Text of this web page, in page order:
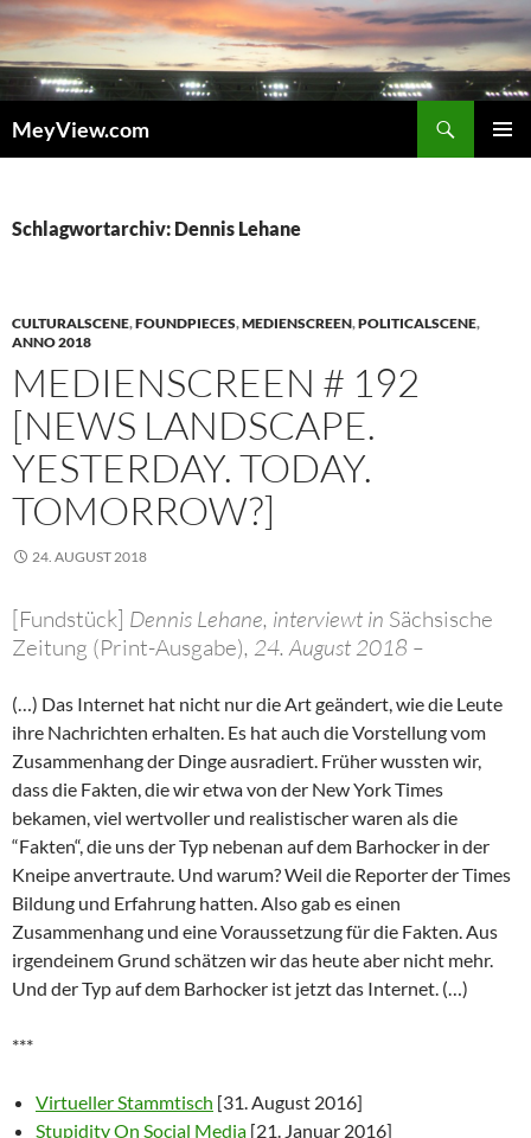
Zum
Inhalt
springen
MeyView.com
Schlagwortarchiv: Dennis Lehane
CULTURALSCENE,FOUNDPIECES,MEDIENSCREEN,POLITICALSCENE,
ANNO 2018
MEDIENSCREEN # 192
[NEWS LANDSCAPE.
YESTERDAY. TODAY.
TOMORROW?]
24. AUGUST 2018
[Fundstück] Dennis Lehane, interviewt in Sächsische
Zeitung (Print-Ausgabe), 24. August 2018 –
(…) Das Internet hat nicht nur die Art geändert, wie die Leute
ihre Nachrichten erhalten. Es hat auch die Vorstellung vom
Zusammenhang der Dinge ausradiert. Früher wussten wir,
dass die Fakten, die wir etwa von der New York Times
bekamen, viel wertvoller und realistischer waren als die
“Fakten“, die uns der Typ nebenan auf dem Barhocker in der
Kneipe anvertraute. Und warum? Weil die Reporter der Times
Bildung und Erfahrung hatten. Also gab es einen
Zusammenhang und eine Voraussetzung für die Fakten. Aus
irgendeinem Grund schätzen wir das heute aber nicht mehr.
Und der Typ auf dem Barhocker ist jetzt das Internet. (…)
***
Virtueller Stammtisch [31. August 2016]
Stupidity On Social Media [21. Januar 2016]